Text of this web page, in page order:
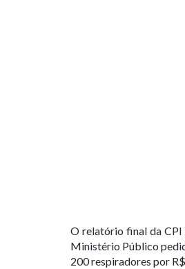
O relatório final da CPI
Ministério Público
200 respiradores por